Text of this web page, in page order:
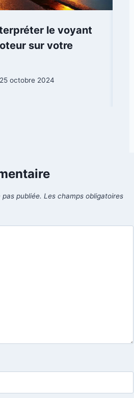
le voyant
sur votre
25 octobre 2024
publiée. Les champs obligatoires